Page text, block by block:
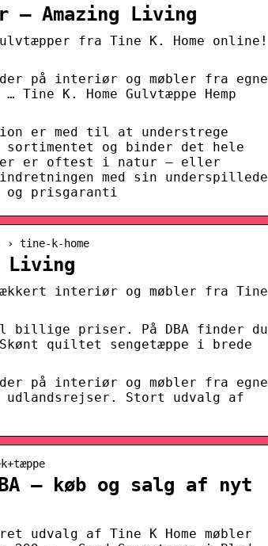
– Amazing Living
fra Tine K. Home online!
på interiør og møbler fra egne
K. Home Gulvtæppe Hemp
er med til at understrege
og binder det hele
er oftest i natur – eller
med sin underspillede
og prisgaranti
tine-k-home
Living
interiør og møbler fra Tine
billige priser. På DBA finder du
quiltet sengetæppe i brede
på interiør og møbler fra egne
udlandsrejser. Stort udvalg af
– køb og salg af nyt
udvalg af Tine K Home møbler